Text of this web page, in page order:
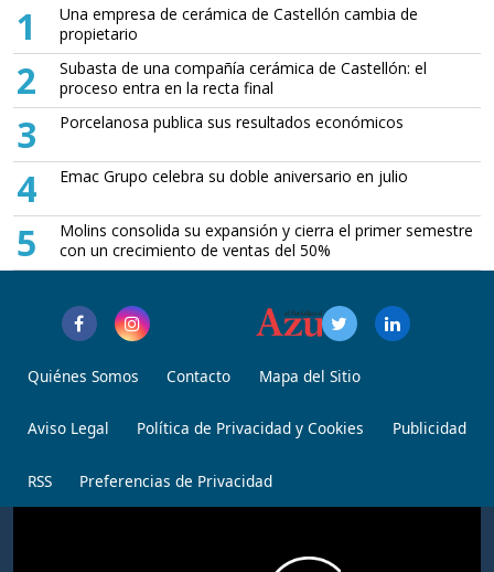
1
Una empresa de cerámica de Castellón cambia de
propietario
2
Subasta de una compañía cerámica de Castellón: el
proceso entra en la recta final
3 Porcelanosa publica sus resultados económicos
4 Emac Grupo celebra su doble aniversario en julio
5
Molins consolida su expansión y cierra el primer semestre
con un crecimiento de ventas del 50%
Quiénes Somos Contacto Mapa del Sitio
Aviso Legal Política de Privacidad y Cookies Publicidad
RSS Preferencias de Privacidad